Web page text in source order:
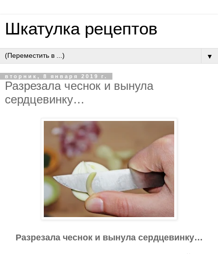
Шкатулка рецептов
▼
вторник, 8 января 2019 г.
Разрезала чеснок и вынула
сердцевинку…
Разрезала чеснок и вынула сердцевинку…